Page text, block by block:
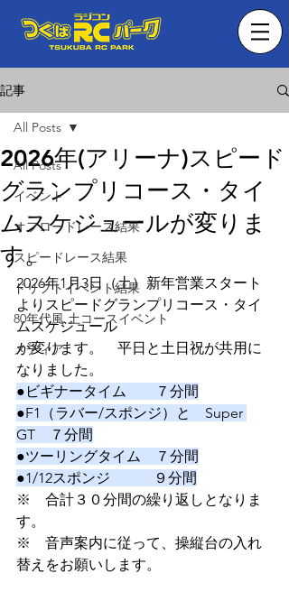
記事
All Posts
イベント
オフロードレース結果
スピードレース結果
ドリフトイベント結果
80年代風 土コースイベント
メディア
All Posts
2026年(アリーナ)スピード
グランプリコース・タイ
ムスケジュールが変りま
す。
2026年1月3日（土）新年営業スタート
よりスピードグランプリコース・タイ
ムスケジュール
が変ります。　平日と土日祝が共用に
なりました。
●ビギナータイム　　７分間
●F1（ラバー/スポンジ）と　Super
GT　７分間
●ツーリングタイム　７分間
●1/12スポンジ　　　９分間
※　合計３０分間の繰り返しとなりま
す。
※　音声案内に従って、操縦台の入れ
替えをお願いします。